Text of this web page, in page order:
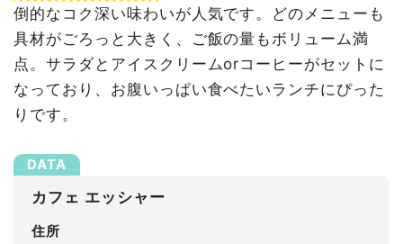
倒的なコク深い味わいが人気です。どのメニューも
具材がごろっと大きく、ご飯の量もボリューム満
点。サラダとアイスクリームorコーヒーがセットに
なっており、お腹いっぱい食べたいランチにぴった
りです。
カフェ エッシャー
住所